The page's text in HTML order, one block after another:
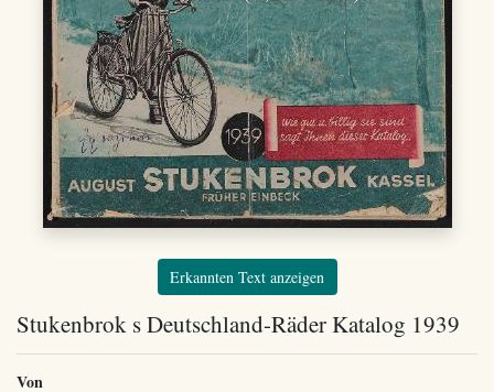
Erkannten Text anzeigen
Stukenbrok s Deutschland-Räder Katalog 1939
Von